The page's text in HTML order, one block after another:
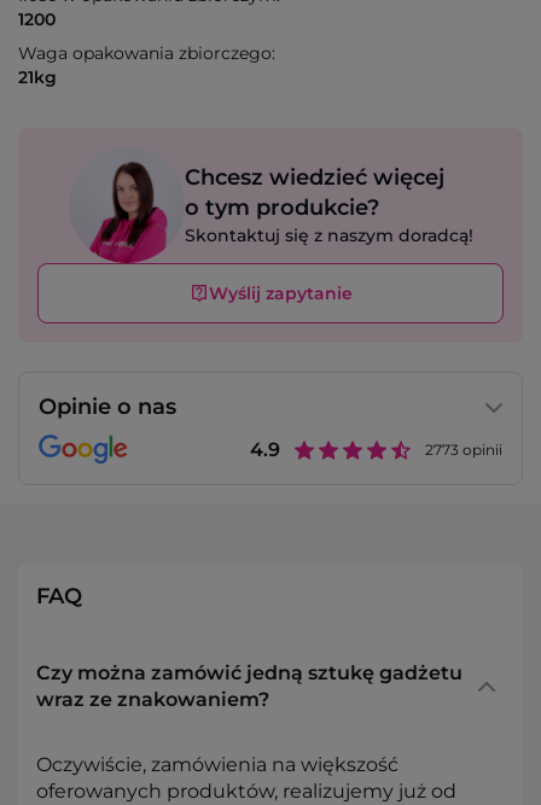
1200
Waga opakowania zbiorczego:
21kg
Chcesz wiedzieć więcej
o tym produkcie?
Skontaktuj się z naszym doradcą!
Wyślij zapytanie
Opinie o nas
4.9 2773 opinii
FAQ
Czy można zamówić jedną sztukę gadżetu
wraz ze znakowaniem?
Oczywiście, zamówienia na większość
oferowanych produktów, realizujemy już od